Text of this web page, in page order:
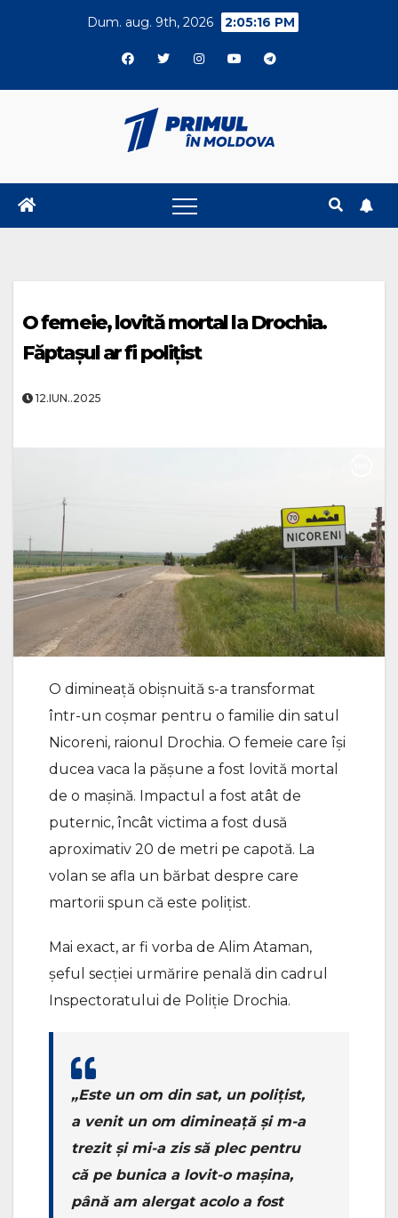
Dum. aug. 9th, 2026 2:05:17 PM
O femeie, lovită mortal la Drochia.
Făptașul ar fi polițist
12.IUN..2025
O dimineață obișnuită s-a transformat
într-un coșmar pentru o familie din satul
Nicoreni, raionul Drochia. O femeie care își
ducea vaca la pășune a fost lovită mortal
de o mașină. Impactul a fost atât de
puternic, încât victima a fost dusă
aproximativ 20 de metri pe capotă. La
volan se afla un bărbat despre care
martorii spun că este polițist.
Mai exact, ar fi vorba de Alim Ataman,
șeful secției urmărire penală din cadrul
Inspectoratului de Poliție Drochia.
„Este un om din sat, un polițist,
a venit un om dimineață și m-a
trezit și mi-a zis să plec pentru
că pe bunica a lovit-o mașina,
până am alergat acolo a fost